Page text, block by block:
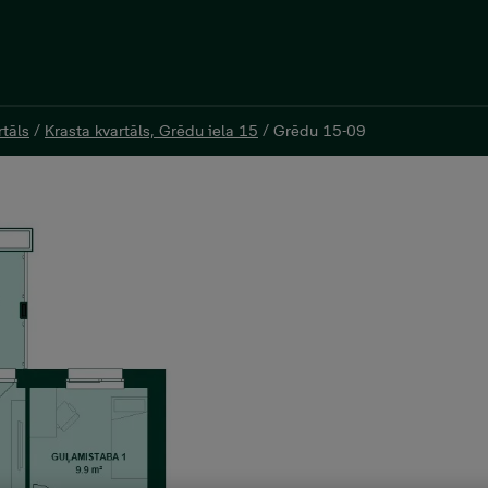
/ Krasta kvartāls, Grēdu iela 15 / Grēdu 15-09
/ Krasta kvartāls, Grēdu iela 15 / Grēdu 15-09